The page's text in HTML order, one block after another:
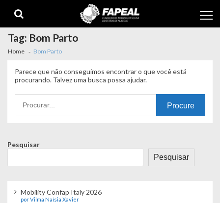
navigation
content
Tag: Bom Parto
Home Bom Parto
Parece que não conseguimos encontrar o que você está
procurando. Talvez uma busca possa ajudar.
por:
Pesquisar
Pesquisar
Mobility Confap Italy 2026
por Vilma Naísia Xavier